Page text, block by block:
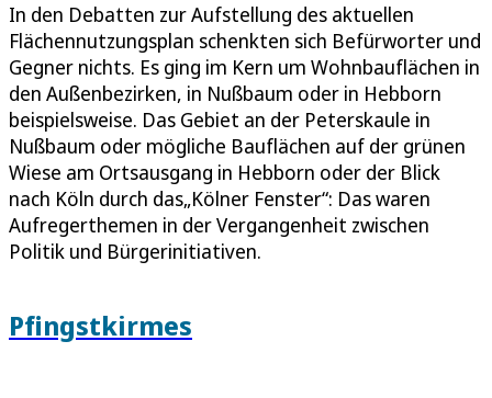
In den Debatten zur Aufstellung des aktuellen
Flächennutzungsplan schenkten sich Befürworter und
Gegner nichts. Es ging im Kern um Wohnbauflächen in
den Außenbezirken, in Nußbaum oder in Hebborn
beispielsweise. Das Gebiet an der Peterskaule in
Nußbaum oder mögliche Bauflächen auf der grünen
Wiese am Ortsausgang in Hebborn oder der Blick
nach Köln durch das„Kölner Fenster“: Das waren
Aufregerthemen in der Vergangenheit zwischen
Politik und Bürgerinitiativen.
Pfingstkirmes